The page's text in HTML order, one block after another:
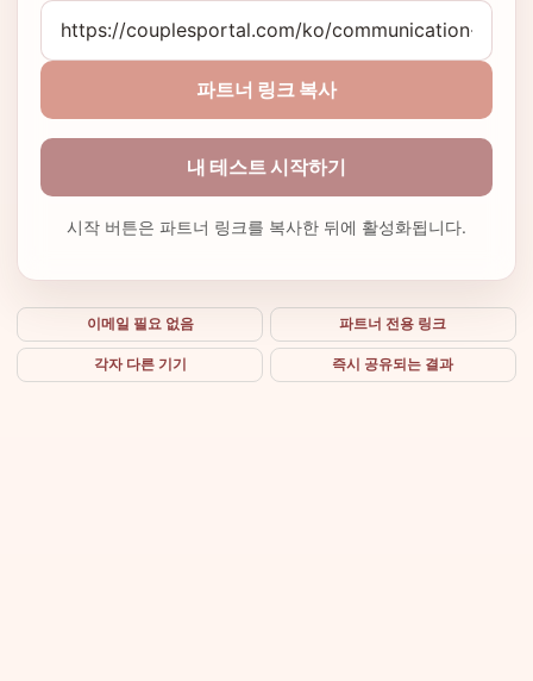
파트너 링크 복사
내 테스트 시작하기
시작 버튼은 파트너 링크를 복사한 뒤에 활성화됩니다.
이메일 필요 없음 파트너 전용 링크
각자 다른 기기 즉시 공유되는 결과